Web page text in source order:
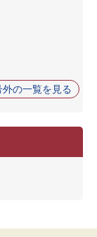
外の一覧を見る